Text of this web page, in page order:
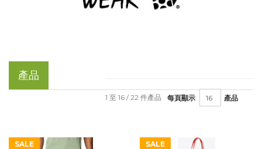
產品
每頁顯示 產品
1 至 16 / 22 件產品
SALE
SALE